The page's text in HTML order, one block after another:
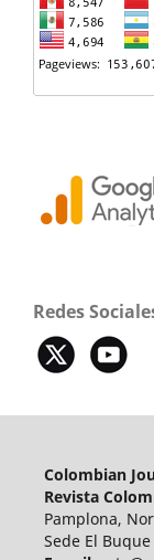
Redes
Colombian
Revista
Pamplona,
Sede El